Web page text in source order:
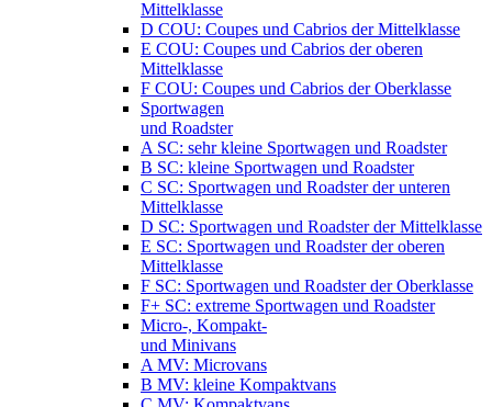
Mittelklasse
D COU: Coupes und Cabrios der Mittelklasse
E COU: Coupes und Cabrios der oberen
Mittelklasse
F COU: Coupes und Cabrios der Oberklasse
Sportwagen
und Roadster
A SC: sehr kleine Sportwagen und Roadster
B SC: kleine Sportwagen und Roadster
C SC: Sportwagen und Roadster der unteren
Mittelklasse
D SC: Sportwagen und Roadster der Mittelklasse
E SC: Sportwagen und Roadster der oberen
Mittelklasse
F SC: Sportwagen und Roadster der Oberklasse
F+ SC: extreme Sportwagen und Roadster
Micro-, Kompakt-
und Minivans
A MV: Microvans
B MV: kleine Kompaktvans